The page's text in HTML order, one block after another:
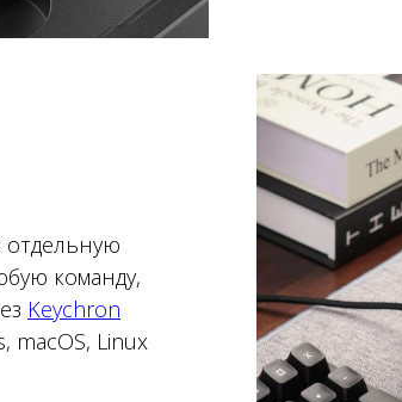
отдельную
команду,
Keychron
macOS, Linux